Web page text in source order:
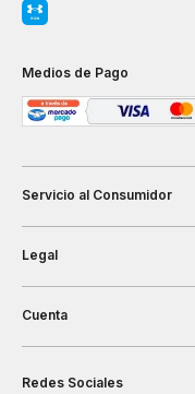
Medios de Pago
Servicio al Consumidor
Legal
Cuenta
Redes Sociales